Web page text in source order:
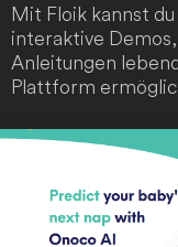
Mit Floik kannst
interaktive
Anleitungen
Plattform
auch wenn sich
weiterentwickelt.
deiner Nutzer,
Produktnutzung.